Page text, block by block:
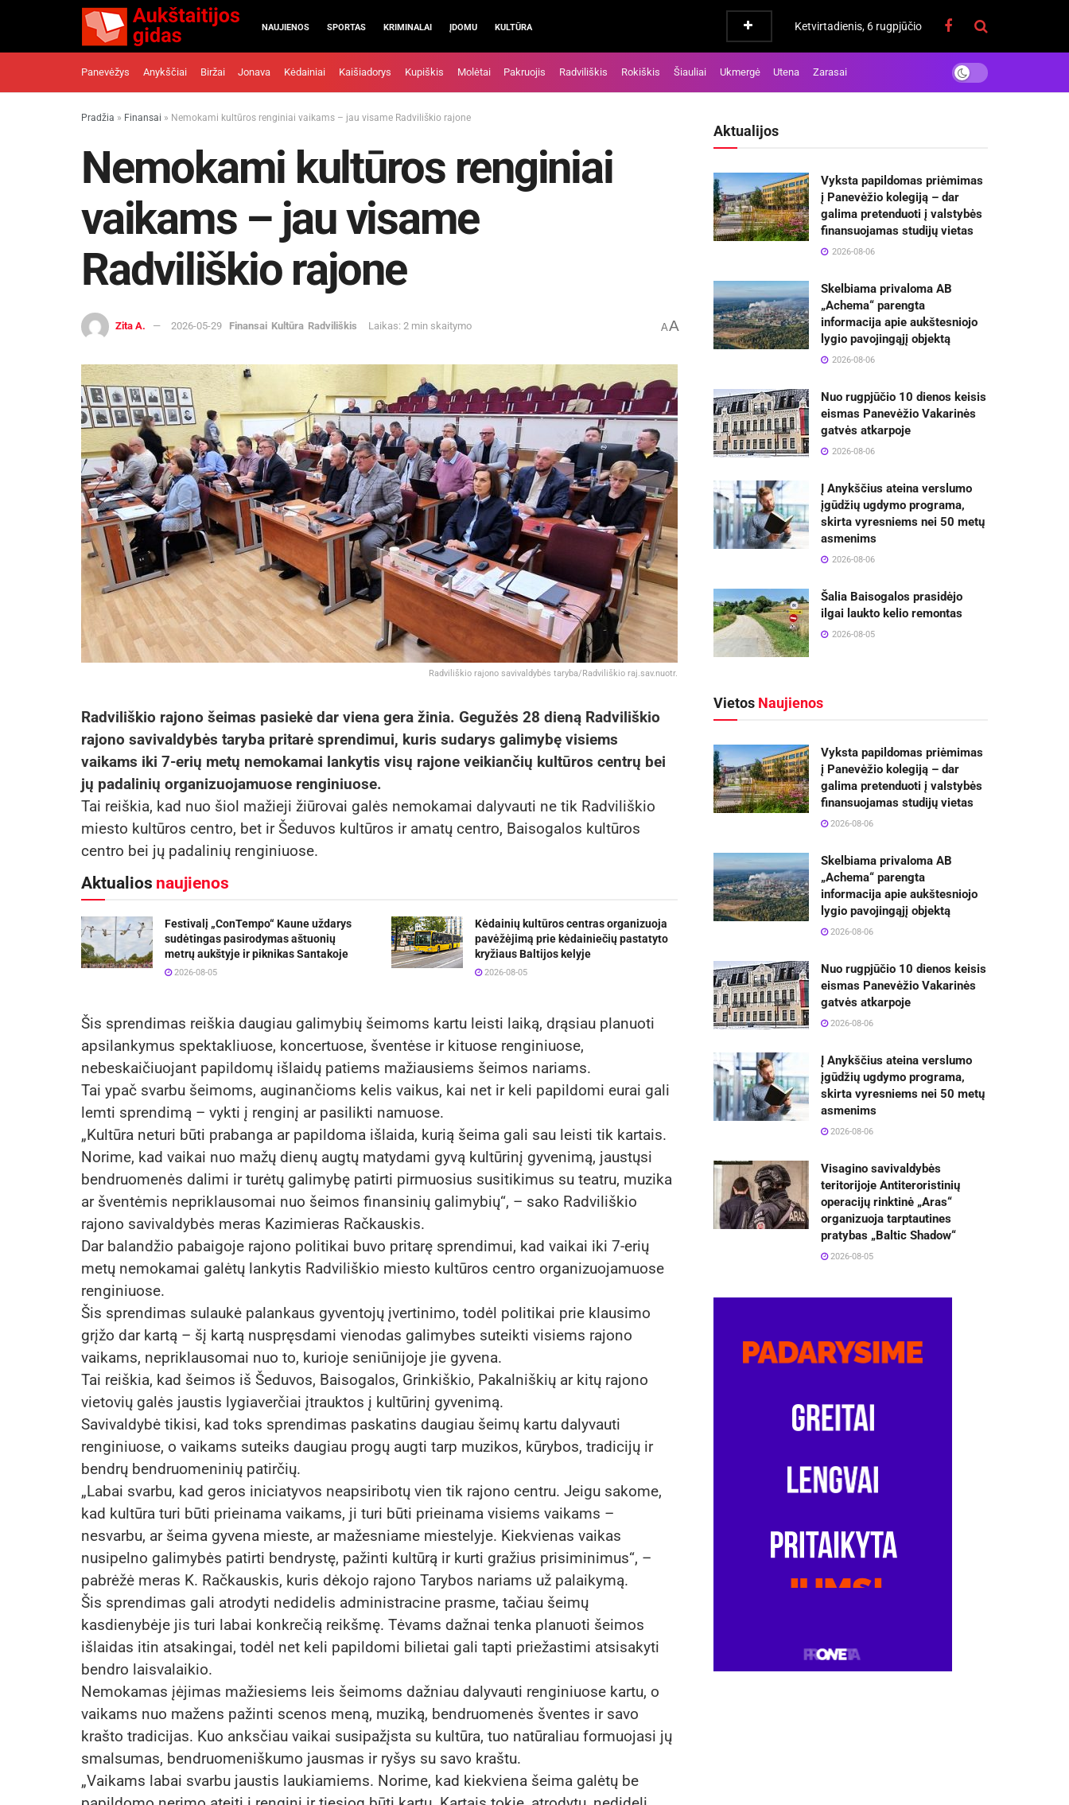
NAUJIENOS SPORTAS KRIMINALAI ĮDOMU KULTŪRA Ketvirtadienis, 6 rugpjūčio
Panevėžys Anykščiai Biržai Jonava Kėdainiai Kaišiadorys Kupiškis Molėtai Pakruojis Radviliškis Rokiškis Šiauliai Ukmergė Utena Zarasai
Pradžia » Finansai » Nemokami kultūros renginiai vaikams – jau visame Radviliškio rajone
Nemokami kultūros renginiai
vaikams – jau visame
Radviliškio rajone
Zita A. 2026-05-29 Finansai Kultūra Radviliškis Laikas: 2 min skaitymo AA
Radviliškio rajono savivaldybės taryba/Radviliškio raj.sav.nuotr.
Radviliškio rajono šeimas pasiekė dar viena gera žinia. Gegužės 28 dieną Radviliškio
rajono savivaldybės taryba pritarė sprendimui, kuris sudarys galimybę visiems
vaikams iki 7-erių metų nemokamai lankytis visų rajone veikiančių kultūros centrų bei
jų padalinių organizuojamuose renginiuose.
Tai reiškia, kad nuo šiol mažieji žiūrovai galės nemokamai dalyvauti ne tik Radviliškio
miesto kultūros centro, bet ir Šeduvos kultūros ir amatų centro, Baisogalos kultūros
centro bei jų padalinių renginiuose.
Aktualios naujienos
Festivalį „ConTempo“ Kaune uždarys
sudėtingas pasirodymas aštuonių
metrų aukštyje ir piknikas Santakoje
2026-08-05
Kėdainių kultūros centras organizuoja
pavėžėjimą prie kėdainiečių pastatyto
kryžiaus Baltijos kelyje
2026-08-05
Šis sprendimas reiškia daugiau galimybių šeimoms kartu leisti laiką, drąsiau planuoti
apsilankymus spektakliuose, koncertuose, šventėse ir kituose renginiuose,
nebeskaičiuojant papildomų išlaidų patiems mažiausiems šeimos nariams.
Tai ypač svarbu šeimoms, auginančioms kelis vaikus, kai net ir keli papildomi eurai gali
lemti sprendimą – vykti į renginį ar pasilikti namuose.
„Kultūra neturi būti prabanga ar papildoma išlaida, kurią šeima gali sau leisti tik kartais.
Norime, kad vaikai nuo mažų dienų augtų matydami gyvą kultūrinį gyvenimą, jaustųsi
bendruomenės dalimi ir turėtų galimybę patirti pirmuosius susitikimus su teatru, muzika
ar šventėmis nepriklausomai nuo šeimos finansinių galimybių“, – sako Radviliškio
rajono savivaldybės meras Kazimieras Račkauskis.
Dar balandžio pabaigoje rajono politikai buvo pritarę sprendimui, kad vaikai iki 7-erių
metų nemokamai galėtų lankytis Radviliškio miesto kultūros centro organizuojamuose
renginiuose.
Šis sprendimas sulaukė palankaus gyventojų įvertinimo, todėl politikai prie klausimo
grįžo dar kartą – šį kartą nuspręsdami vienodas galimybes suteikti visiems rajono
vaikams, nepriklausomai nuo to, kurioje seniūnijoje jie gyvena.
Tai reiškia, kad šeimos iš Šeduvos, Baisogalos, Grinkiškio, Pakalniškių ar kitų rajono
vietovių galės jaustis lygiaverčiai įtrauktos į kultūrinį gyvenimą.
Savivaldybė tikisi, kad toks sprendimas paskatins daugiau šeimų kartu dalyvauti
renginiuose, o vaikams suteiks daugiau progų augti tarp muzikos, kūrybos, tradicijų ir
bendrų bendruomeninių patirčių.
„Labai svarbu, kad geros iniciatyvos neapsiribotų vien tik rajono centru. Jeigu sakome,
kad kultūra turi būti prieinama vaikams, ji turi būti prieinama visiems vaikams –
nesvarbu, ar šeima gyvena mieste, ar mažesniame miestelyje. Kiekvienas vaikas
nusipelno galimybės patirti bendrystę, pažinti kultūrą ir kurti gražius prisiminimus“, –
pabrėžė meras K. Račkauskis, kuris dėkojo rajono Tarybos nariams už palaikymą.
Šis sprendimas gali atrodyti nedidelis administracine prasme, tačiau šeimų
kasdienybėje jis turi labai konkrečią reikšmę. Tėvams dažnai tenka planuoti šeimos
išlaidas itin atsakingai, todėl net keli papildomi bilietai gali tapti priežastimi atsisakyti
bendro laisvalaikio.
Nemokamas įėjimas mažiesiems leis šeimoms dažniau dalyvauti renginiuose kartu, o
vaikams nuo mažens pažinti scenos meną, muziką, bendruomenės šventes ir savo
krašto tradicijas. Kuo anksčiau vaikai susipažįsta su kultūra, tuo natūraliau formuojasi jų
smalsumas, bendruomeniškumo jausmas ir ryšys su savo kraštu.
„Vaikams labai svarbu jaustis laukiamiems. Norime, kad kiekviena šeima galėtų be
Aktualijos
Vyksta papildomas priėmimas
į Panevėžio kolegiją – dar
galima pretenduoti į valstybės
finansuojamas studijų vietas
2026-08-06
Skelbiama privaloma AB
„Achema“ parengta
informacija apie aukštesniojo
lygio pavojingąjį objektą
2026-08-06
Nuo rugpjūčio 10 dienos keisis
eismas Panevėžio Vakarinės
gatvės atkarpoje
2026-08-06
Į Anykščius ateina verslumo
įgūdžių ugdymo programa,
skirta vyresniems nei 50 metų
asmenims
2026-08-06
Šalia Baisogalos prasidėjo
ilgai laukto kelio remontas
2026-08-05
Vietos Naujienos
Vyksta papildomas priėmimas
į Panevėžio kolegiją – dar
galima pretenduoti į valstybės
finansuojamas studijų vietas
2026-08-06
Skelbiama privaloma AB
„Achema“ parengta
informacija apie aukštesniojo
lygio pavojingąjį objektą
2026-08-06
Nuo rugpjūčio 10 dienos keisis
eismas Panevėžio Vakarinės
gatvės atkarpoje
2026-08-06
Į Anykščius ateina verslumo
įgūdžių ugdymo programa,
skirta vyresniems nei 50 metų
asmenims
2026-08-06
Visagino savivaldybės
teritorijoje Antiteroristinių
operacijų rinktinė „Aras“
organizuoja tarptautines
pratybas „Baltic Shadow“
2026-08-05